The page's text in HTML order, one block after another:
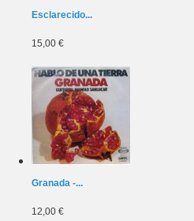
Esclarecido...
15,00 €
Granada -...
12,00 €